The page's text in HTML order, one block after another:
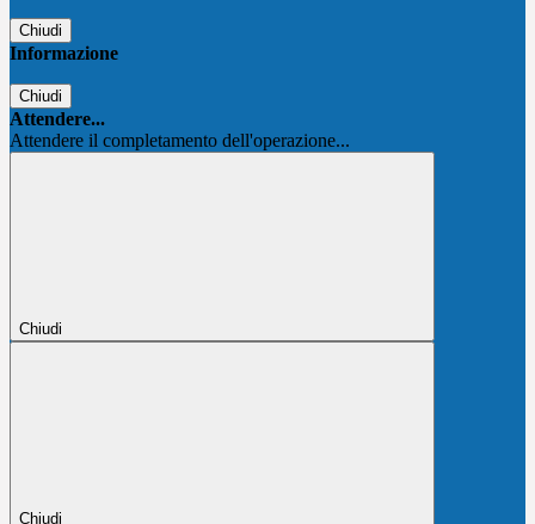
Chiudi
Informazione
Chiudi
Attendere...
Attendere il completamento dell'operazione...
Chiudi
Chiudi